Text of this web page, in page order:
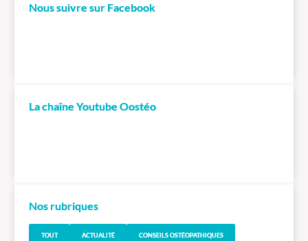
Nous suivre sur Facebook
La chaîne Youtube Oostéo
Nos rubriques
TOUT ACTUALITÉ CONSEILS OSTÉOPATHIQUES